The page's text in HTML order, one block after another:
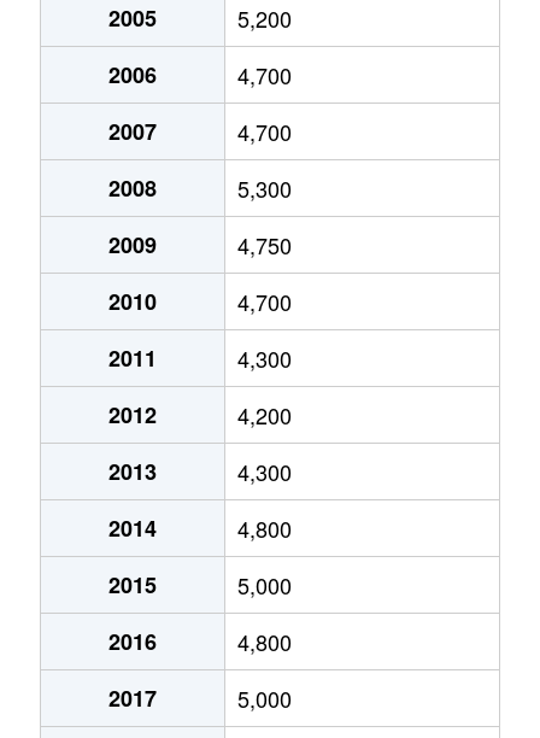
260万円
300万円
2,600万円
3,000万円
2,000万円
田代町
550万円
谷口町
3,400万円
2,100万円
1,800万円
3,000万円
3,200万円
1,700万円
星が丘元町
180,000万円
星が丘山手
12,000万円
丸山町
16,000万円
丸山町
5,600万円
南ケ丘
5,400万円
南ケ丘
1,000万円
宮根台
3,400万円
宮根台
4,200万円
若水
7,000万円
池下
若水
5,000万円 池下
2005
5,200
2006
4,700
2007
4,700
2008
5,300
2009
4,750
2010
4,700
2011
4,300
2012
4,200
2013
4,300
2014
4,800
2015
5,000
2016
4,800
2017
5,000